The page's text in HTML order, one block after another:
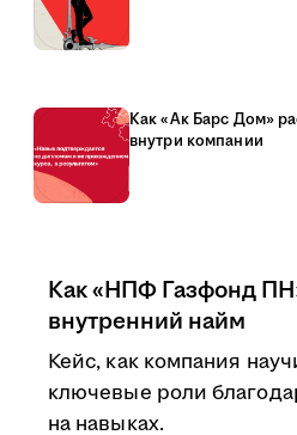
Как «Ак Барс Дом»
внутри компании
Как «НПФ Газфонд
внутренний найм
Кейс, как компания
ключевые роли
на навыках.